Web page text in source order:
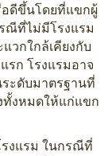
อดีขึ้นโดยที่แขกผู้
ณีที่ไม่มีโรงแรม
วกใกล้เคียงกับ
รก โรงแรมอาจ
ระดับมาตรฐานที่
ทั้งหมดให้แก่แขก
งแรม ในกรณีที่